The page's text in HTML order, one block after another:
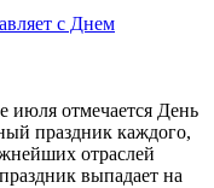
с Днем
июля отмечается День
праздник каждого,
отраслей
выпадает на